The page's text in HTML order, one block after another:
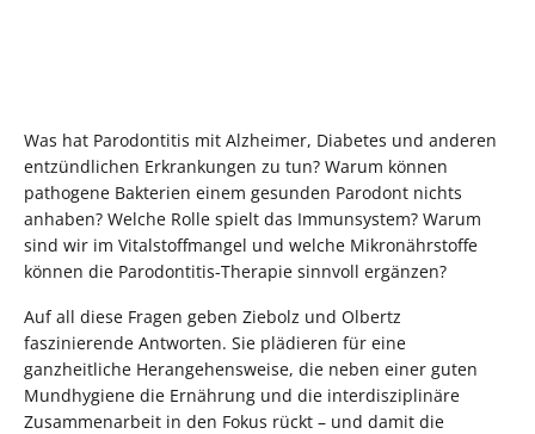
Was hat Parodontitis mit Alzheimer, Diabetes und anderen
entzündlichen Erkrankungen zu tun? Warum können
pathogene Bakterien einem gesunden Parodont nichts
anhaben? Welche Rolle spielt das Immunsystem? Warum
sind wir im Vitalstoffmangel und welche Mikronährstoffe
können die Parodontitis-Therapie sinnvoll ergänzen?
Auf all diese Fragen geben Ziebolz und Olbertz
faszinierende Antworten. Sie plädieren für eine
ganzheitliche Herangehensweise, die neben einer guten
Mundhygiene die Ernährung und die interdisziplinäre
Zusammenarbeit in den Fokus rückt – und damit die